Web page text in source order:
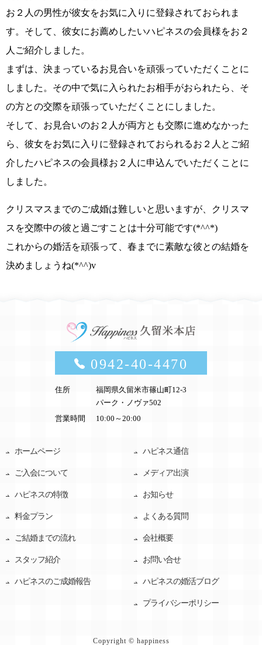
お２人の男性が彼女をお気に入りに登録されておられま
す。そして、彼女にお薦めしたいハピネスの会員様をお２
人ご紹介 しました。
まずは、決まっているお見合いを頑張っていただくことに
しました。その中で気に入られたお相手がおられたら、そ
の方との交際を頑張っていただくことにしました。
そして、お見合いのお２人が両方とも交際に進めなかった
ら、彼女をお気に入りに登録されておられるお２人とご紹
介したハピネスの会員様お２人に申込んでいただくことに
しました。
クリスマスまでのご成婚は難しいと思いますが、
クリスマ
スを交際中の彼と過ごすことは十分可能です(*^^*)
これからの婚活を頑張って、 春までに素敵な彼との結婚を
決めましょうね(*^^)v
0942-40-4470
住所
福岡県久留米市篠山町12-3
パーク・ノヴァ502
営業時間
10:00～20:00
ホームページ
ご入会について
ハピネスの特徴
料金プラン
ご結婚までの流れ
スタッフ紹介
ハピネスのご成婚報告
ハピネス通信
メディア出演
お知らせ
よくある質問
会社概要
お問い合せ
ハピネスの婚活ブログ
プライバシーポリシー
Copyright © happiness